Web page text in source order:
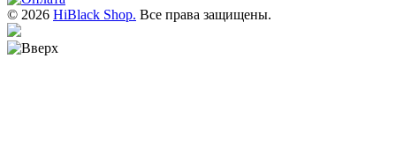
© 2026 HiBlack Shop. Все права защищены.